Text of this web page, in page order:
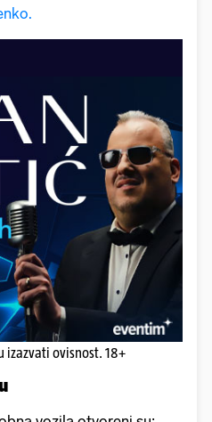
izazvati ovisnost. 18+